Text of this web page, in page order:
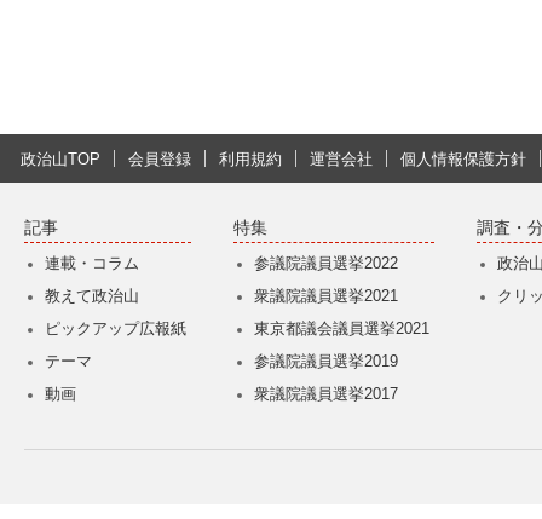
政治山TOP 会員登録 利用規約 運営会社 個人情報保護方針
記事
連載・コラム
教えて政治山
ピックアップ広報紙
テーマ
動画
特集
参議院議員選挙2022
衆議院議員選挙2021
東京都議会議員選挙2021
参議院議員選挙2019
衆議院議員選挙2017
調査・
政治
クリ